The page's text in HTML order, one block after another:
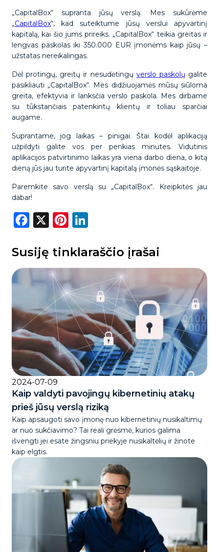
„CapitalBox“ supranta jūsų verslą. Mes sukūrėme
„CapitalBox“, kad suteiktume jūsų verslui apyvartinį
kapitalą, kai šio jums prireiks. „CapitalBox“ teikia greitas ir
lengvas paskolas iki 350.000 EUR įmonėms kaip jūsų –
užstatas nereikalingas.
Dėl protingų, greitų ir nesudėtingų verslo paskolų galite
pasikliauti „CapitalBox“. Mes didžiuojamės mūsų siūloma
greita, efektyvia ir lanksčia verslo paskola. Mes dirbame
su tūkstančiais patenkintų klientų ir toliau sparčiai
augame.
Suprantame, jog laikas – pinigai. Štai kodėl aplikaciją
užpildyti galite vos per penkias minutes. Vidutinis
aplikacijos patvirtinimo laikas yra viena darbo diena, o kitą
dieną jūs jau turite apyvartinį kapitalą įmonės sąskaitoje.
Paremkite savo verslą su „CapitalBox“. Kreipkitės jau
dabar!
Facebook
X Pinterest
Susiję tinklaraščio įrašai
2024-07-09
Kaip valdyti pavojingų kibernetinių atakų
prieš jūsų verslą riziką
Kaip apsaugoti savo įmonę nuo kibernetinių nusikaltimų
ar nuo sukčiavimo? Tai reali grėsmė, kurios galima
išvengti jei esate žingsniu priekyje nusikaltėlių ir žinote
kaip elgtis.